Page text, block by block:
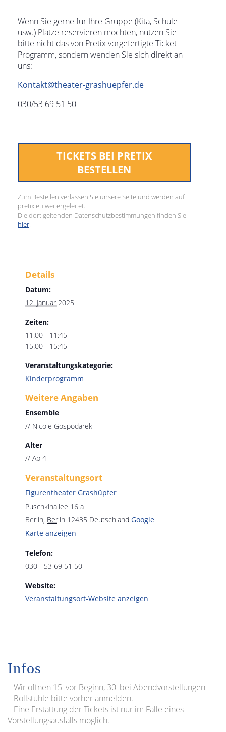
Wenn Sie gerne für Ihre Gruppe (Kita, Schule
usw.) Plätze reservieren möchten, nutzen Sie
bitte nicht das von Pretix vorgefertigte Ticket-
Programm, sondern wenden Sie sich direkt an
uns:
Kontakt@theater-grashuepfer.de
030/53 69 51 50
TICKETS BEI PRETIX
BESTELLEN
Zum Bestellen verlassen Sie unsere Seite und werden auf
pretix.eu weitergeleitet.
Die dort geltenden Datenschutzbestimmungen finden Sie
hier.
Details
Datum:
12. Januar 2025
Zeiten:
11:00 - 11:45
15:00 - 15:45
Veranstaltungskategorie:
Kinderprogramm
Veranstaltungsort
Figurentheater Grashüpfer
Puschkinallee 16 a
Berlin, Berlin 12435 Deutschland Google
Karte anzeigen
Telefon:
030 - 53 69 51 50
Website:
Veranstaltungsort-Website anzeigen
Weitere Angaben
Ensemble
// Nicole Gospodarek
Alter
// Ab 4
Infos
– Wir öffnen 15′ vor Beginn, 30′ bei Abendvorstellungen
– Rollstühle bitte vorher anmelden.
– Eine Erstattung der Tickets ist nur im Falle eines
Vorstellungsausfalls möglich.